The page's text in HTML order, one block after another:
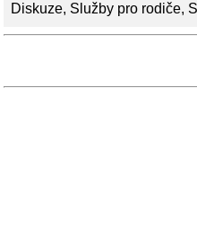
Diskuze, Služby pro rodiče,